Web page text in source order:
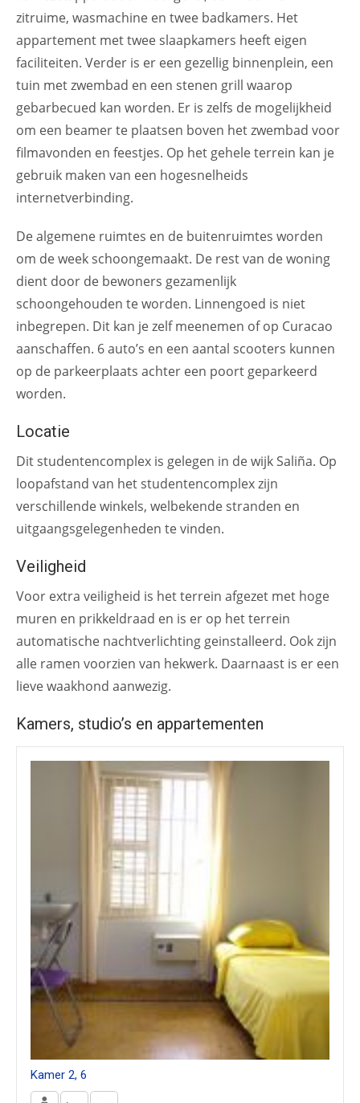
zitruime, wasmachine en twee badkamers. Het
appartement met twee slaapkamers heeft eigen
faciliteiten. Verder is er een gezellig binnenplein, een
tuin met zwembad en een stenen grill waarop
gebarbecued kan worden. Er is zelfs de mogelijkheid
om een beamer te plaatsen boven het zwembad voor
filmavonden en feestjes. Op het gehele terrein kan je
gebruik maken van een hogesnelheids
internetverbinding.
De algemene ruimtes en de buitenruimtes worden
om de week schoongemaakt. De rest van de woning
dient door de bewoners gezamenlijk
schoongehouden te worden. Linnengoed is niet
inbegrepen. Dit kan je zelf meenemen of op Curacao
aanschaffen. 6 auto’s en een aantal scooters kunnen
op de parkeerplaats achter een poort geparkeerd
worden.
Locatie
Dit studentencomplex is gelegen in de wijk Saliña. Op
loopafstand van het studentencomplex zijn
verschillende winkels, welbekende stranden en
uitgaangsgelegenheden te vinden.
Veiligheid
Voor extra veiligheid is het terrein afgezet met hoge
muren en prikkeldraad en is er op het terrein
automatische nachtverlichting geinstalleerd. Ook zijn
alle ramen voorzien van hekwerk. Daarnaast is er een
lieve waakhond aanwezig.
Kamers, studio’s en appartementen
Kamer 2, 6